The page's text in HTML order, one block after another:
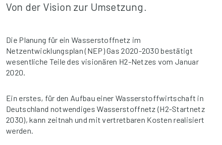
Von der Vision zur Umsetzung.
Die Planung für ein Wasserstoffnetz im
Netzentwicklungsplan (NEP) Gas 2020-2030 bestätigt
wesentliche Teile des visionären H2-Netzes vom Januar
2020.
Ein erstes, für den Aufbau einer Wasserstoffwirtschaft in
Deutschland notwendiges Wasserstoffnetz (H2-Startnetz
2030), kann zeitnah und mit vertretbaren Kosten realisiert
werden.